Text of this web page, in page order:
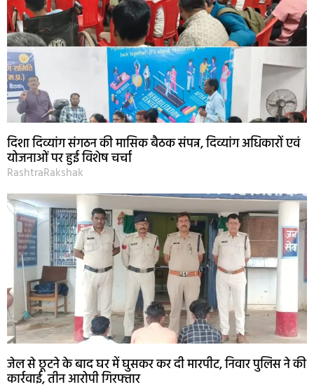
दिशा दिव्यांग संगठन की मासिक बैठक संपन्न, दिव्यांग अधिकारों एवं
योजनाओं पर हुई विशेष चर्चा
RashtraRakshak
जेल से छूटने के बाद घर में घुसकर कर दी मारपीट, निवार पुलिस ने की
कार्रवाई, तीन आरोपी गिरफ्तार